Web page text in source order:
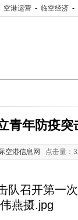
空港运营 - 临空经济 -
青年防疫突
空港信息网 点击量：